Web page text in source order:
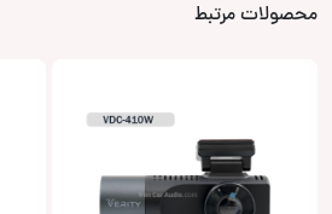
محصولات مرتبط